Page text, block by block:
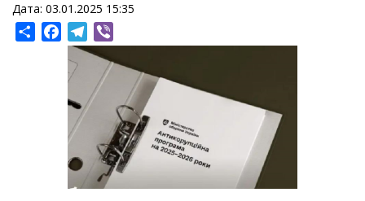
Дата: 03.01.2025 15:35
ShareFacebookTelegram